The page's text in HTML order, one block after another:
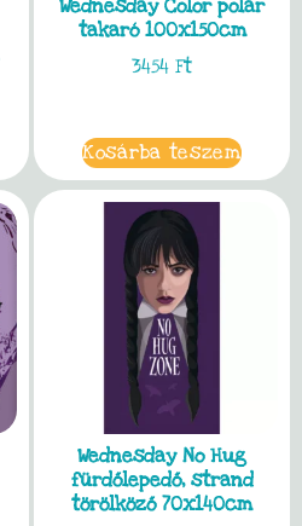
Wednesday Color polár
takaró 100x150cm
3454 Ft
Kosárba teszem
Wednesday No Hug
fürdőlepedő, strand
törölköző 70x140cm